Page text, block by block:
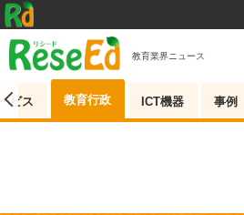
教育業界ニュース
ビス 教育行政 ICT機器 事例